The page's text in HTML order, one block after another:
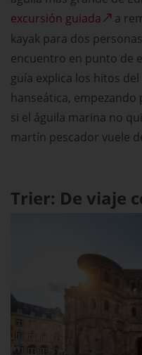
excursión guiada
a
kayak para dos
encuentro en punto de
guía explica los hitos
hanseática,
si el águila marina no
martín pescador vuele
Trier: De viaje